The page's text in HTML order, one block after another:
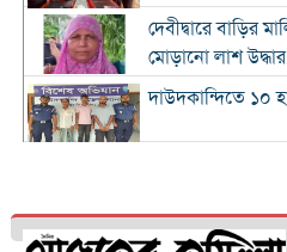
দেবীদ্বারে বাড়ির
মোড়ানো লাশ উদ্ধার
দাউদকান্দিতে ১০
কুমিল্লায় ৬৭ কেজি